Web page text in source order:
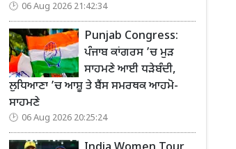
06 Aug 2026 21:42:34
Punjab Congress:
ਪੰਜਾਬ ਕਾਂਗਰਸ ’ਚ ਮੁੜ
ਸਾਹਮਣੇ ਆਈ ਧੜੇਬੰਦੀ,
ਲੁਧਿਆਣਾ ’ਚ ਆਸ਼ੂ ਤੇ ਬੈਂਸ ਸਮਰਥਕ ਆਹਮੋ-
ਸਾਹਮਣੇ
06 Aug 2026 20:25:24